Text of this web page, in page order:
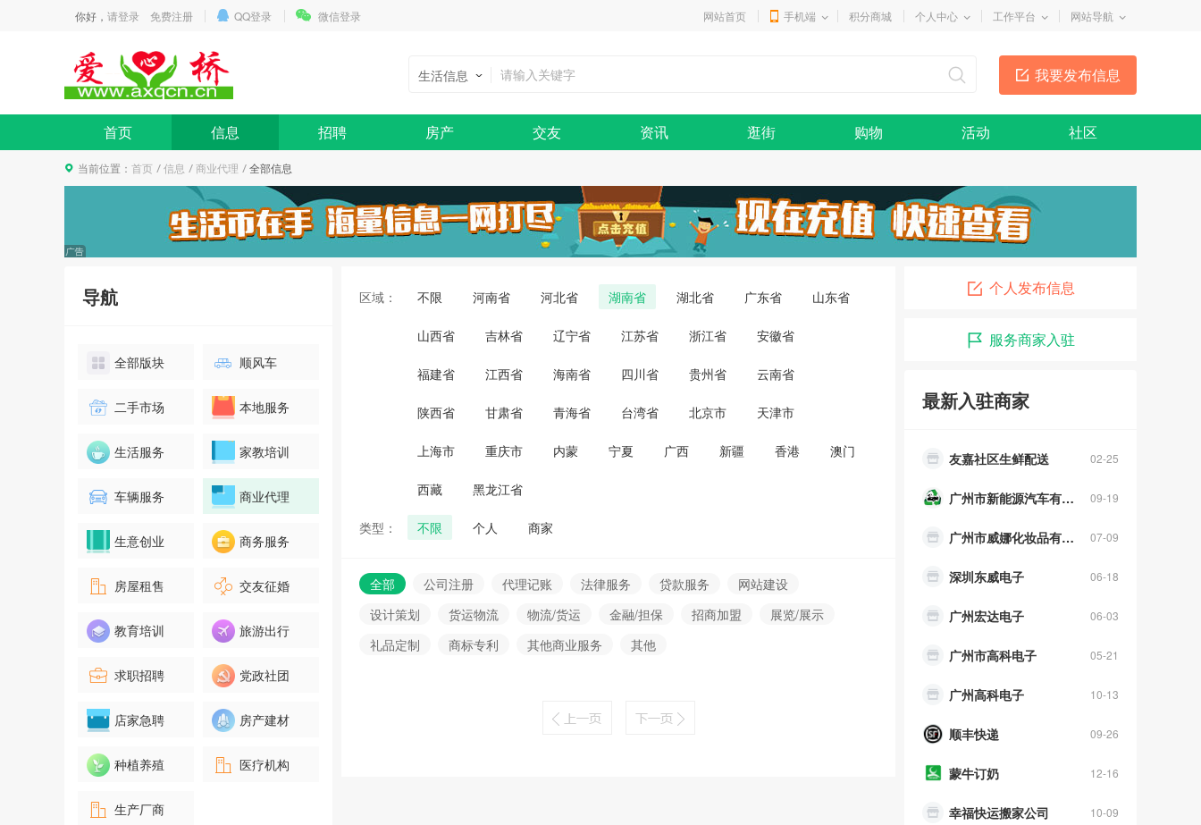
你好， 请登录 免费注册 QQ登录 微信登录 网站首页 手机端 积分商城 个人中心 工作平台 网站导航
我要发布信息
生活信息
首页 信息 招聘 房产 交友 资讯 逛街 购物 活动 社区
当前位置： 首页 信息 商业代理 全部信息
导航
全部版块 顺风车
二手市场 本地服务
生活服务 家教培训
车辆服务 商业代理
生意创业 商务服务
房屋租售 交友征婚
教育培训 旅游出行
求职招聘 党政社团
店家急聘 房产建材
种植养殖 医疗机构
生产厂商
区域： 不限 河南省 河北省 湖南省 湖北省 广东省 山东省
山西省 吉林省 辽宁省 江苏省 浙江省 安徽省
福建省 江西省 海南省 四川省 贵州省 云南省
陕西省 甘肃省 青海省 台湾省 北京市 天津市
上海市 重庆市 内蒙 宁夏 广西 新疆 香港 澳门
西藏 黑龙江省
类型： 不限 个人 商家
全部 公司注册 代理记账 法律服务 贷款服务
网站建设
设计策划
货运物流 物流/货运 金融/担保 招商加盟
展览/展示
礼品定制
商标专利 其他商业服务 其他
个人发布信息
服务商家入驻
最新入驻商家
08-30
德胜门长途汽车站
10-10
广州金铧肩腰腿痛专科
01-06
阿福干活
广州萌宠美食店
广州威娜化妆品
09-19
07-09
广州市威娜化妆品有限公司。
06-18
深圳东威电子
06-03
广州宏达电子
05-21
广州市高科电子
10-13
广州高科电子
09-26
顺丰快递
12-16
蒙牛订奶
10-09
幸福快运搬家公司
09-01
健康咨询热线